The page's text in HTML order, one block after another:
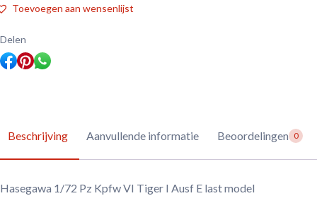
Toevoegen aan wensenlijst
Delen
Beschrijving Aanvullende informatie Beoordelingen 0
Hasegawa 1/72 Pz Kpfw VI Tiger I Ausf E last model